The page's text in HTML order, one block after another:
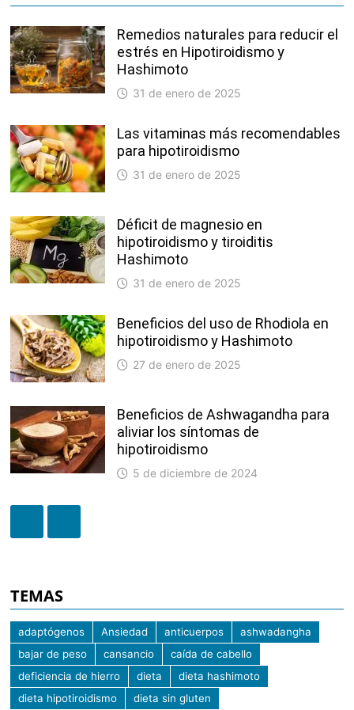
Remedios naturales para reducir el
estrés en Hipotiroidismo y
Hashimoto
31 de enero de 2025
Las vitaminas más recomendables
para hipotiroidismo
31 de enero de 2025
Déficit de magnesio en
hipotiroidismo y tiroiditis
Hashimoto
31 de enero de 2025
Beneficios del uso de Rhodiola en
hipotiroidismo y Hashimoto
27 de enero de 2025
Beneficios de Ashwagandha para
aliviar los síntomas de
hipotiroidismo
5 de diciembre de 2024
TEMAS
adaptógenos Ansiedad anticuerpos
ashwadangha
bajar de peso
cansancio
caída de cabello
deficiencia de hierro
dieta
dieta hashimoto
dieta hipotiroidismo
dieta sin gluten